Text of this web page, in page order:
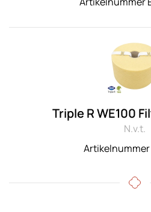
Triple R WE100
N.v.t.
Artikelnummer